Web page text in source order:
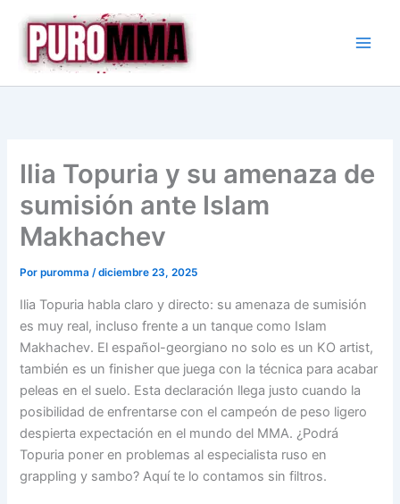
contenido
Ilia Topuria y su amenaza de
sumisión ante Islam
Makhachev
Porpuromma/diciembre 23, 2025
Ilia Topuria habla claro y directo: su amenaza de sumisión
es muy real, incluso frente a un tanque como Islam
Makhachev. El español-georgiano no solo es un KO artist,
también es un finisher que juega con la técnica para acabar
peleas en el suelo. Esta declaración llega justo cuando la
posibilidad de enfrentarse con el campeón de peso ligero
despierta expectación en el mundo del MMA. ¿Podrá
Topuria poner en problemas al especialista ruso en
grappling y sambo? Aquí te lo contamos sin filtros.